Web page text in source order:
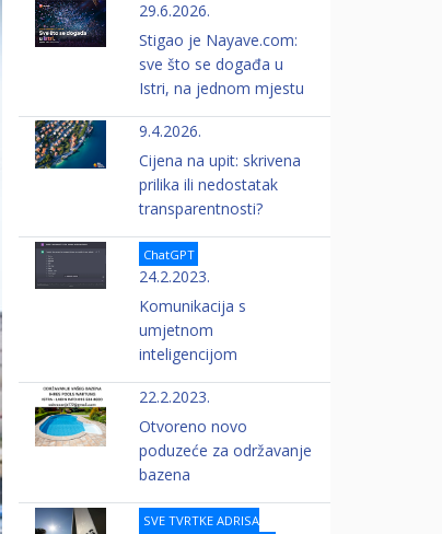
29.6.2026.
Stigao je Nayave.com:
sve što se događa u
Istri, na jednom mjestu
9.4.2026.
Cijena na upit: skrivena
prilika ili nedostatak
transparentnosti?
ChatGPT
24.2.2023.
Komunikacija s
umjetnom
inteligencijom
22.2.2023.
Otvoreno novo
poduzeće za održavanje
bazena
SVE TVRTKE ADRISA